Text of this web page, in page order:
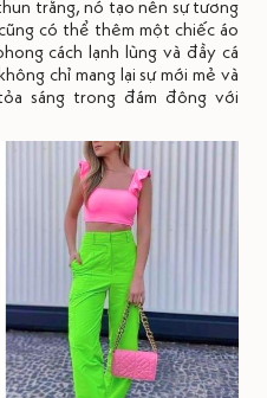
trắng, nó tạo nên sự tương
có thể thêm một chiếc áo
cách lạnh lùng và đầy cá
chỉ mang lại sự mới mẻ và
sáng trong đám đông với